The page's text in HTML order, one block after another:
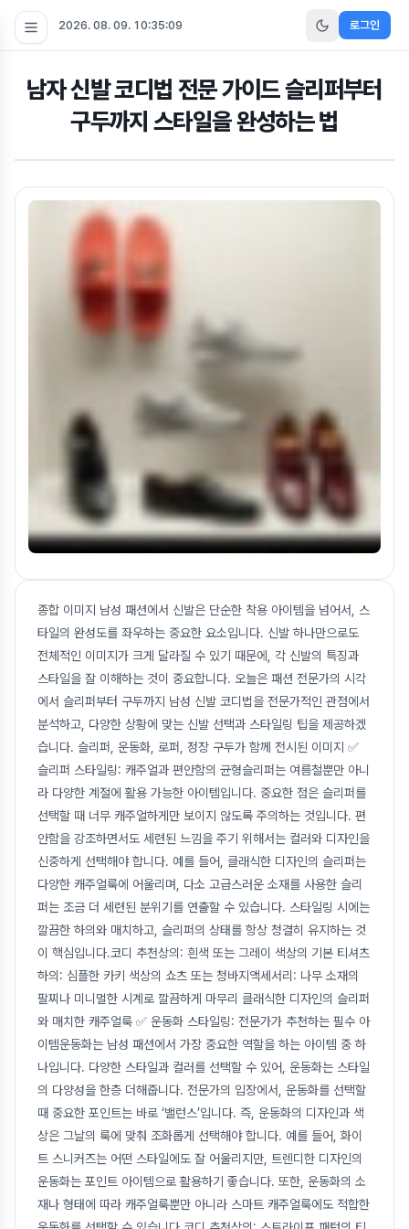
2026. 08. 09. 10:35:09 로그인
남자 신발 코디법 전문 가이드 슬리퍼부터
구두까지 스타일을 완성하는 법
종합 이미지 남성 패션에서 신발은 단순한 착용 아이템을 넘어서, 스
타일의 완성도를 좌우하는 중요한 요소입니다. 신발 하나만으로도
전체적인 이미지가 크게 달라질 수 있기 때문에, 각 신발의 특징과
스타일을 잘 이해하는 것이 중요합니다. 오늘은 패션 전문가의 시각
에서 슬리퍼부터 구두까지 남성 신발 코디법을 전문가적인 관점에서
분석하고, 다양한 상황에 맞는 신발 선택과 스타일링 팁을 제공하겠
습니다. 슬리퍼, 운동화, 로퍼, 정장 구두가 함께 전시된 이미지 ✅
슬리퍼 스타일링: 캐주얼과 편안함의 균형슬리퍼는 여름철뿐만 아니
라 다양한 계절에 활용 가능한 아이템입니다. 중요한 점은 슬리퍼를
선택할 때 너무 캐주얼하게만 보이지 않도록 주의하는 것입니다. 편
안함을 강조하면서도 세련된 느낌을 주기 위해서는 컬러와 디자인을
신중하게 선택해야 합니다. 예를 들어, 클래식한 디자인의 슬리퍼는
다양한 캐주얼룩에 어울리며, 다소 고급스러운 소재를 사용한 슬리
퍼는 조금 더 세련된 분위기를 연출할 수 있습니다. 스타일링 시에는
깔끔한 하의와 매치하고, 슬리퍼의 상태를 항상 청결히 유지하는 것
이 핵심입니다.코디 추천상의: 흰색 또는 그레이 색상의 기본 티셔츠
하의: 심플한 카키 색상의 쇼츠 또는 청바지액세서리: 나무 소재의
팔찌나 미니멀한 시계로 깔끔하게 마무리 클래식한 디자인의 슬리퍼
와 매치한 캐주얼룩 ✅ 운동화 스타일링: 전문가가 추천하는 필수 아
이템운동화는 남성 패션에서 가장 중요한 역할을 하는 아이템 중 하
나입니다. 다양한 스타일과 컬러를 선택할 수 있어, 운동화는 스타일
의 다양성을 한층 더해줍니다. 전문가의 입장에서, 운동화를 선택할
때 중요한 포인트는 바로 ‘밸런스’입니다. 즉, 운동화의 디자인과 색
상은 그날의 룩에 맞춰 조화롭게 선택해야 합니다. 예를 들어, 화이
트 스니커즈는 어떤 스타일에도 잘 어울리지만, 트렌디한 디자인의
운동화는 포인트 아이템으로 활용하기 좋습니다. 또한, 운동화의 소
재나 형태에 따라 캐주얼룩뿐만 아니라 스마트 캐주얼룩에도 적합한